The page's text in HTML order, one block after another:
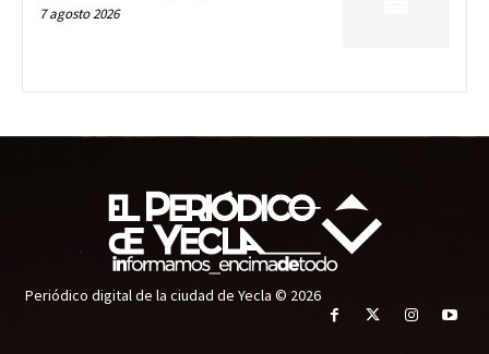
7 agosto 2026
Periódico digital de la ciudad de Yecla © 2026